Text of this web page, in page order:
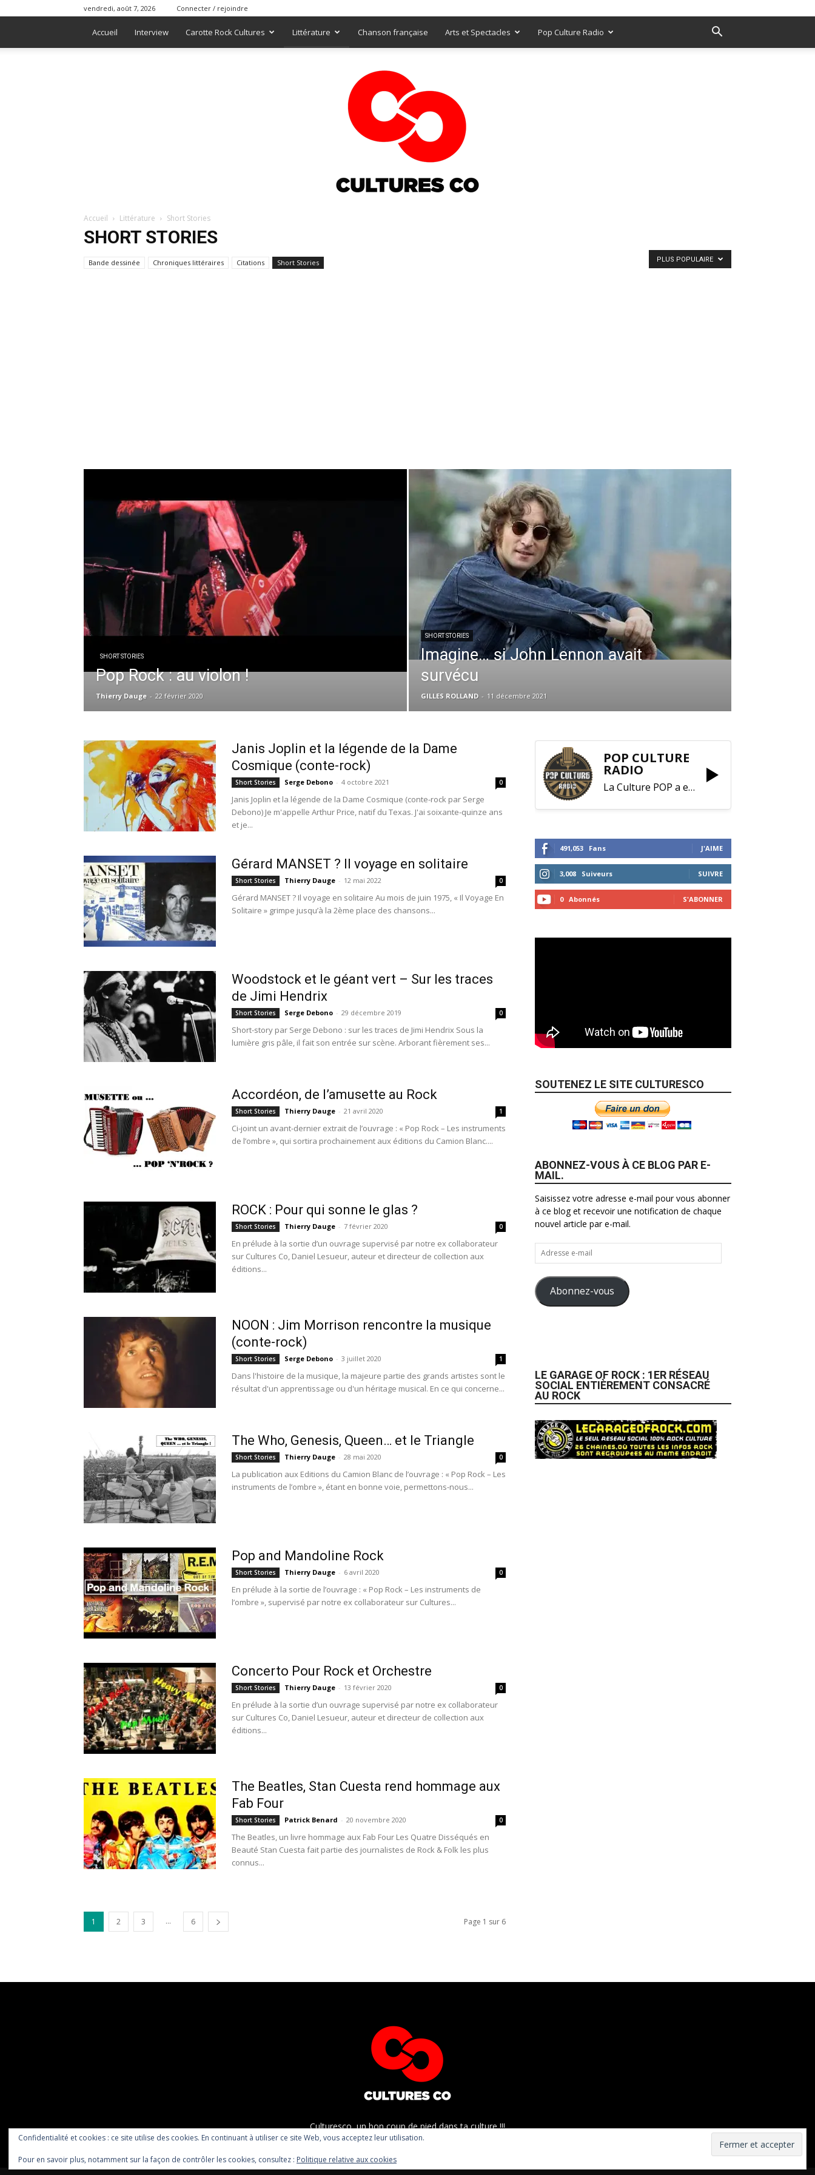
vendredi, août 7, 2026 Connecter / rejoindre
Accueil Interview Carotte Rock Cultures Littérature Chanson française Arts et Spectacles Pop Culture Radio
Accueil Littérature Short Stories
SHORT STORIES
Bande dessinée Chroniques littéraires Citations Short Stories PLUS POPULAIRE
SHORT STORIES
Pop Rock : au violon !
Thierry Dauge - 22 février 2020
SHORT STORIES
Imagine… si John Lennon avait
survécu
GILLES ROLLAND - 11 décembre 2021
Janis Joplin et la légende de la Dame
Cosmique (conte-rock)
Short Stories Serge Debono - 4 octobre 2021 0
Janis Joplin et la légende de la Dame Cosmique (conte-rock par Serge
Debono) Je m'appelle Arthur Price, natif du Texas. J'ai soixante-quinze ans
et je...
Gérard MANSET ? Il voyage en solitaire
Short Stories Thierry Dauge - 12 mai 2022 0
Gérard MANSET ? Il voyage en solitaire Au mois de juin 1975, « Il Voyage En
Solitaire » grimpe jusqu’à la 2ème place des chansons...
Woodstock et le géant vert – Sur les traces
de Jimi Hendrix
Short Stories Serge Debono - 29 décembre 2019 0
Short-story par Serge Debono : sur les traces de Jimi Hendrix Sous la
lumière gris pâle, il fait son entrée sur scène. Arborant fièrement ses...
Accordéon, de l’amusette au Rock
Short Stories Thierry Dauge - 21 avril 2020 1
Ci-joint un avant-dernier extrait de l’ouvrage : « Pop Rock – Les instruments
de l’ombre », qui sortira prochainement aux éditions du Camion Blanc....
ROCK : Pour qui sonne le glas ?
Short Stories Thierry Dauge - 7 février 2020 0
En prélude à la sortie d’un ouvrage supervisé par notre ex collaborateur
sur Cultures Co, Daniel Lesueur, auteur et directeur de collection aux
éditions...
NOON : Jim Morrison rencontre la musique
(conte-rock)
Short Stories Serge Debono - 3 juillet 2020 1
Dans l'histoire de la musique, la majeure partie des grands artistes sont le
résultat d'un apprentissage ou d'un héritage musical. En ce qui concerne...
The Who, Genesis, Queen… et le Triangle
Short Stories Thierry Dauge - 28 mai 2020 0
La publication aux Editions du Camion Blanc de l’ouvrage : « Pop Rock – Les
instruments de l’ombre », étant en bonne voie, permettons-nous...
Pop and Mandoline Rock
Short Stories Thierry Dauge - 6 avril 2020 0
En prélude à la sortie de l’ouvrage : « Pop Rock – Les instruments de
l’ombre », supervisé par notre ex collaborateur sur Cultures...
Concerto Pour Rock et Orchestre
Short Stories Thierry Dauge - 13 février 2020 0
En prélude à la sortie d’un ouvrage supervisé par notre ex collaborateur
sur Cultures Co, Daniel Lesueur, auteur et directeur de collection aux
éditions...
The Beatles, Stan Cuesta rend hommage aux
Fab Four
Short Stories Patrick Benard - 20 novembre 2020 0
The Beatles, un livre hommage aux Fab Four Les Quatre Disséqués en
Beauté Stan Cuesta fait partie des journalistes de Rock & Folk les plus
connus...
1 2 3 ... 6 Page 1 sur 6
POP CULTURE
RADIO
La Culture POP a enfin trouvé sa RADIO !
491,053 Fans J'AIME
3,008 Suiveurs SUIVRE
0 Abonnés S'ABONNER
SOUTENEZ LE SITE CULTURESCO
ABONNEZ-VOUS À CE BLOG PAR E-
MAIL.
Saisissez votre adresse e-mail pour vous abonner
à ce blog et recevoir une notification de chaque
nouvel article par e-mail.
Adresse
e-
mail
Abonnez-vous
LE GARAGE OF ROCK : 1ER RÉSEAU
SOCIAL ENTIÈREMENT CONSACRÉ
AU ROCK
Culturesco, un bon coup de pied dans ta culture !!!
Confidentialité et cookies : ce site utilise des cookies. En continuant à utiliser ce site Web, vous acceptez leur utilisation.
Pour en savoir plus, notamment sur la façon de contrôler les cookies, consultez : Politique relative aux cookies